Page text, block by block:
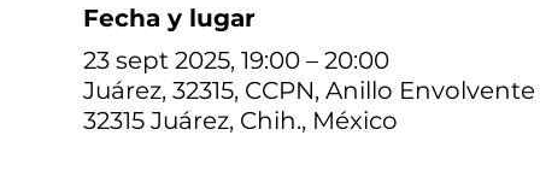
Fecha y lugar
23 sept 2025, 19:00 – 20:00
Juárez, 32315, CCPN, Anillo
32315 Juárez, Chih., México